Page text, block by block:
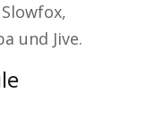
und Jive.